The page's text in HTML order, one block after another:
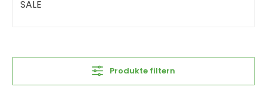
SALE
Produkte filtern